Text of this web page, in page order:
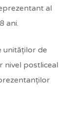
al
ani.
unităţilor de
nivel postliceal